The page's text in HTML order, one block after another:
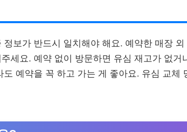
보가 반드시 일치해야 해요. 예약한 매장 외
세요. 예약 없이 방문하면 유심 재고가 없거
예약을 꼭 하고 가는 게 좋아요. 유심 교체